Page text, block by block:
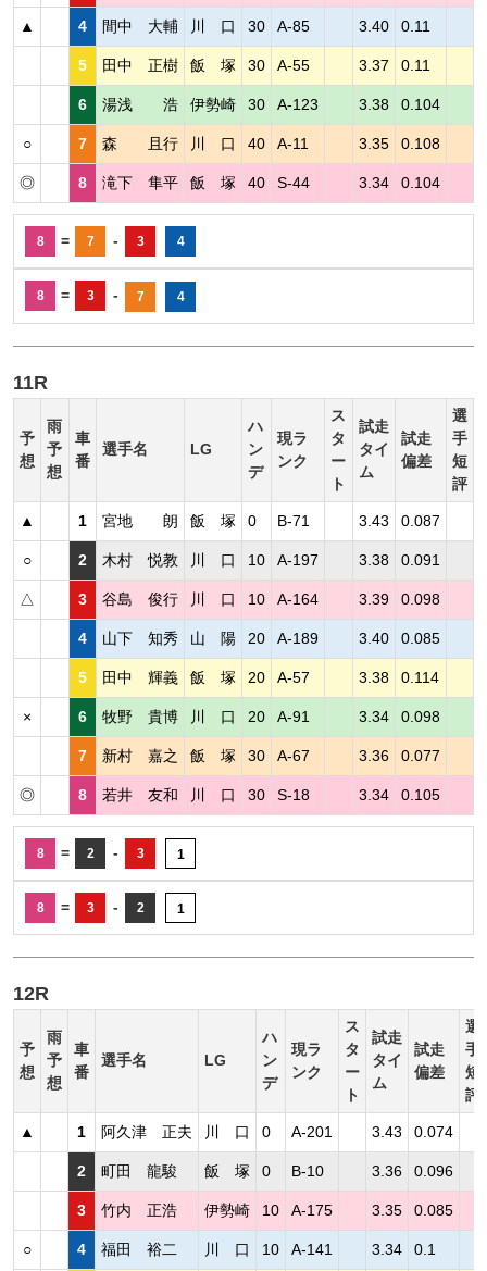
▲ 4 間中 大輔 川 口 30 A-85 3.40 0.11
5 田中 正樹 飯 塚 30 A-55 3.37 0.11
6 湯浅 浩 伊勢崎 30 A-123 3.38 0.104
○ 7 森 且行 川 口 40 A-11 3.35 0.108
◎ 8 滝下 隼平 飯 塚 40 S-44 3.34 0.104
8 = 7 - 3 4
8 = 3 - 7 4
11R
予
想
雨
予
想
車
番
選手名 LG
ハ
ン
デ
現ラ
ンク
ス
タ
ー
ト
試走
タイ
ム
試走
偏差
選
手
短
評
▲ 1 宮地 朗 飯 塚 0 B-71 3.43 0.087
○ 2 木村 悦教 川 口 10 A-197 3.38 0.091
△ 3 谷島 俊行 川 口 10 A-164 3.39 0.098
4 山下 知秀 山 陽 20 A-189 3.40 0.085
5 田中 輝義 飯 塚 20 A-57 3.38 0.114
× 6 牧野 貴博 川 口 20 A-91 3.34 0.098
7 新村 嘉之 飯 塚 30 A-67 3.36 0.077
◎ 8 若井 友和 川 口 30 S-18 3.34 0.105
8 = 2 - 3 1
8 = 3 - 2 1
12R
予
想
雨
予
想
車
番
選手名 LG
ハ
ン
デ
現ラ
ンク
ス
タ
ー
ト
試走
タイ
ム
試走
偏差
選
手
短
評
▲ 1 阿久津 正夫 川 口 0 A-201 3.43 0.074
2 町田 龍駿 飯 塚 0 B-10 3.36 0.096
3 竹内 正浩 伊勢崎 10 A-175 3.35 0.085
○ 4 福田 裕二 川 口 10 A-141 3.34 0.1